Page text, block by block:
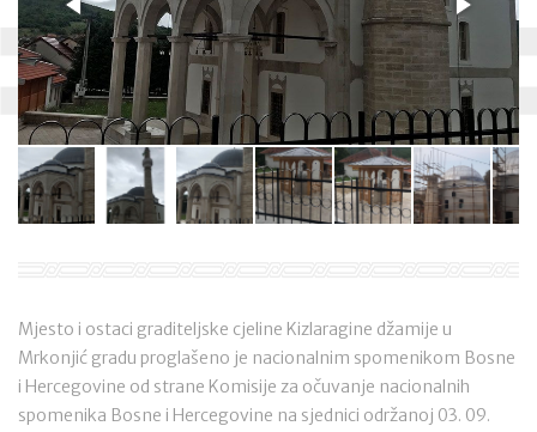
Mjesto i ostaci graditeljske cjeline Kizlaragine džamije u
Mrkonjić gradu proglašeno je nacionalnim spomenikom Bosne
i Hercegovine od strane Komisije za očuvanje nacionalnih
spomenika Bosne i Hercegovine na sjednici održanoj 03. 09.